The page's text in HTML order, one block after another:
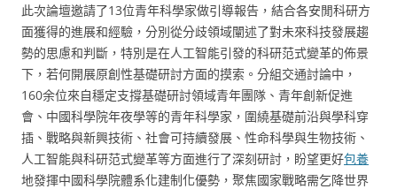
此次論壇邀請了13位青年科學家做引導報告，結合各安閒科研方
面獲得的進展和經驗，分別從分歧領域闡述了對未來科技發展趨
勢的思慮和判斷，特別是在人工智能引發的科研范式變革的佈景
下，若何開展原創性基礎研討方面的摸索。分組交通討論中，
160余位來自穩定支撐基礎研討領域青年團隊、青年創新促進
會、中國科學院年夜學等的青年科學家，圍繞基礎前沿與學科穿
插、戰略與新興技術、社會可持續發展、性命科學與生物技術、
人工智能與科研范式變革等方面進行了深刻研討，盼望更好包養
地發揮中國科學院體系化建制化優勢，聚焦國家戰略需乞降世界